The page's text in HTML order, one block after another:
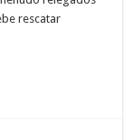
rescatar